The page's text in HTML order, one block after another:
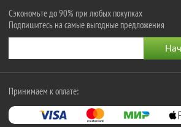
Сэкономьте до 90% при любых покупках
Подпишитесь на самые выгодные предложения
Принимаем к оплате: